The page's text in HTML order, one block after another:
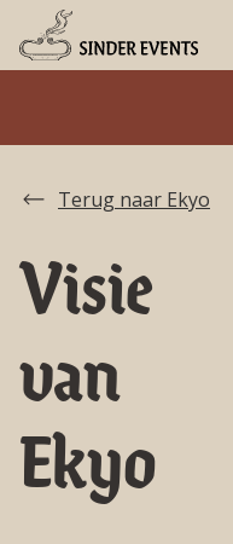
Terug naar Ekyo
Visie
van
Ekyo